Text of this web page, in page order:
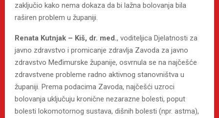
zaključio kako nema dokaza da bi lažna bolovanja bila
raširen problem u županiji.
Renata Kutnjak – Kiš, dr. med., voditeljica Djelatnosti za
javno zdravstvo i promicanje zdravlja Zavoda za javno
zdravstvo Međimurske županije, osvrnula se na najčešće
zdravstvene probleme radno aktivnog stanovništva u
županiji. Prema podacima Zavoda, najčešći uzroci
bolovanja uključuju kronične nezarazne bolesti, poput
bolesti lokomotornog sustava, dišnih bolesti (npr. astma),